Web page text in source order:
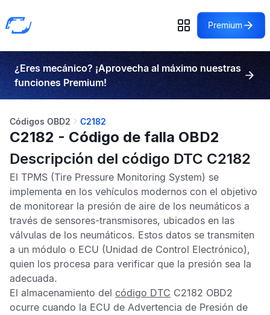
Premium
¿Eres mecánico? ¡Aprovecha al máximo nuestras
funciones Premium!
Códigos OBD2 C2182
C2182 - Código de falla OBD2
Descripción del código DTC C2182
El TPMS (Tire Pressure Monitoring System) se
implementa en los vehículos modernos con el objetivo
de monitorear la presión de aire de los neumáticos a
través de sensores-transmisores, ubicados en las
válvulas de los neumáticos. Estos datos se transmiten
a un módulo o ECU (Unidad de Control Electrónico),
quien los procesa para verificar que la presión sea la
adecuada.
El almacenamiento del código DTC C2182 OBD2
ocurre cuando la ECU de Advertencia de Presión de